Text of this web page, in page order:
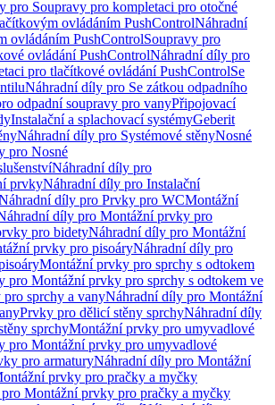
pro Soupravy pro kompletaci pro otočné
ovládáním PushControlNáhradní
ovládáním PushControlSoupravy pro
ovládání PushControlNáhradní díly pro
pro tlačítkové ovládání PushControlSe
Náhradní díly pro Se zátkou odpadního
odpadní soupravy pro vanyPřipojovací
Instalační a splachovací systémyGeberit
Náhradní díly pro Systémové stěnyNosné
pro Nosné
Náhradní díly pro
prvkyNáhradní díly pro Instalační
díly pro Prvky pro WCMontážní
díly pro Montážní prvky pro
pro bidetyNáhradní díly pro Montážní
prvky pro pisoáryNáhradní díly pro
Montážní prvky pro sprchy s odtokem
pro Montážní prvky pro sprchy s odtokem ve
sprchy a vanyNáhradní díly pro Montážní
Prvky pro dělicí stěny sprchyNáhradní díly
sprchyMontážní prvky pro umyvadlové
pro Montážní prvky pro umyvadlové
pro armaturyNáhradní díly pro Montážní
prvky pro pračky a myčky
Montážní prvky pro pračky a myčky